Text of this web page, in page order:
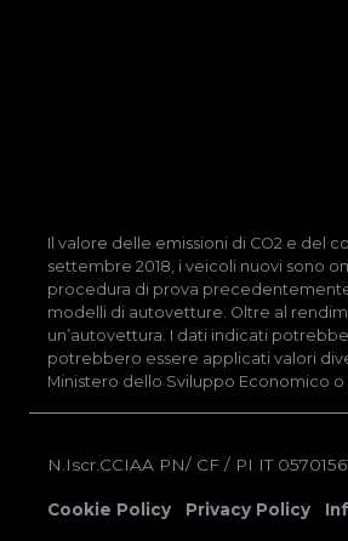
Il valore delle emissioni di CO2 e del
settembre 2018, i veicoli nuovi sono
procedura di prova precedentemente
modelli di autovetture. Oltre al
un’autovettura. I dati indicati
potrebbero essere applicati valori
Ministero dello Sviluppo Economico
N.Iscr.CCIAA PN/ CF / PI IT
Cookie Policy Privacy Policy